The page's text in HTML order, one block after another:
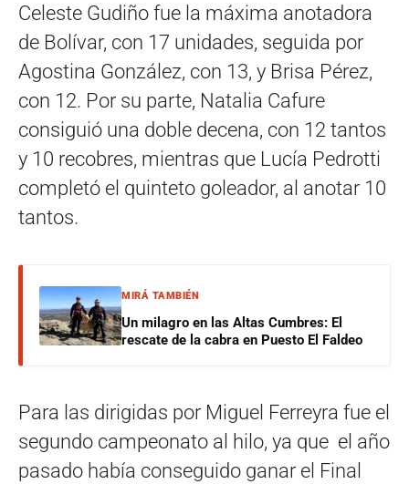
Celeste Gudiño fue la máxima anotadora
de Bolívar, con 17 unidades, seguida por
Agostina González, con 13, y Brisa Pérez,
con 12. Por su parte, Natalia Cafure
consiguió una doble decena, con 12 tantos
y 10 recobres, mientras que Lucía Pedrotti
completó el quinteto goleador, al anotar 10
tantos.
MIRÁ TAMBIÉN
Un milagro en las Altas Cumbres: El
rescate de la cabra en Puesto El Faldeo
Para las dirigidas por Miguel Ferreyra fue el
segundo campeonato al hilo, ya que el año
pasado había conseguido ganar el Final